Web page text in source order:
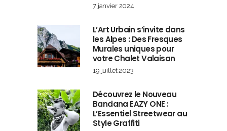
7 janvier 2024
L’Art Urbain s’invite dans
les Alpes : Des Fresques
Murales uniques pour
votre Chalet Valaisan
19 juillet 2023
Découvrez le Nouveau
Bandana EAZY ONE :
L’Essentiel Streetwear au
Style Graffiti